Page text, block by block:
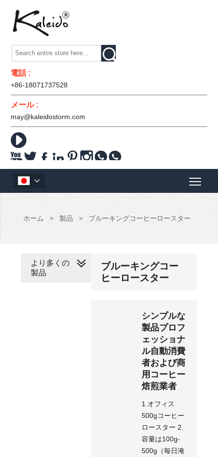

電話 :
+86-18071737528
メール :
may@kaleidostorm.com

     

ホーム > 製品 > ブルーキングコーヒーロースター
ブルーキングコー
ヒーロースター
シンプルな
製品プロフ
ェッショナ
ル自動消費
者および商
用コーヒー
焙煎業者
1.オフィス
500gコーヒー
ロースター 2.
容量は100g-
500g（毎日淹
より多くの
製品